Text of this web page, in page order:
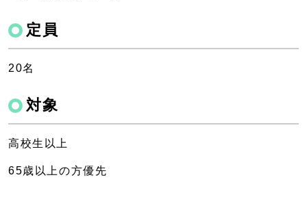
定員
20名
対象
高校生以上
65歳以上の方優先